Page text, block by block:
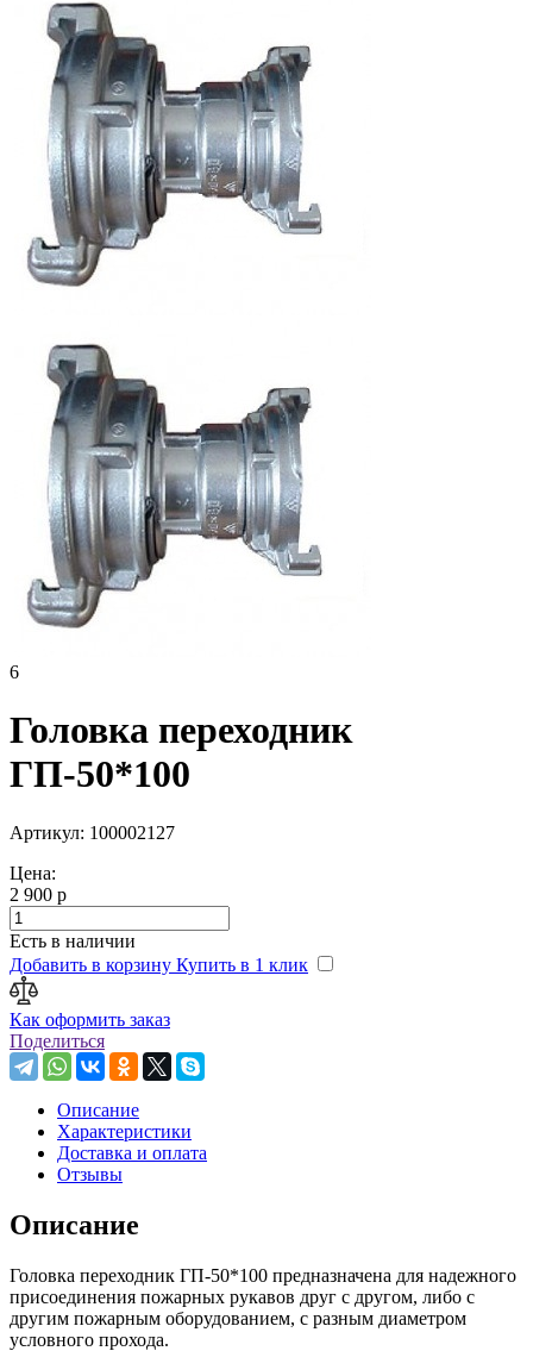
6
Головка переходник
ГП-50*100
Артикул: 100002127
Цена:
2 900 р
Есть в наличии
Добавить в корзину Купить в 1 клик
Как оформить заказ
Поделиться
Описание
Характеристики
Доставка и оплата
Отзывы
Описание
Головка переходник ГП-50*100 предназначена для надежного
присоединения пожарных рукавов друг с другом, либо с
другим пожарным оборудованием, с разным диаметром
условного прохода.